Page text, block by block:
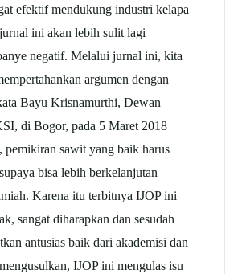
efektif mendukung industri kelapa
ini akan lebih sulit lagi
negatif. Melalui jurnal ini, kita
argumen dengan
Bayu Krisnamurthi, Dewan
di Bogor, pada 5 Maret 2018
sawit yang baik harus
bisa lebih berkelanjutan
Karena itu terbitnya IJOP ini
sangat diharapkan dan sesudah
antusias baik dari akademisi dan
IJOP ini mengulas isu